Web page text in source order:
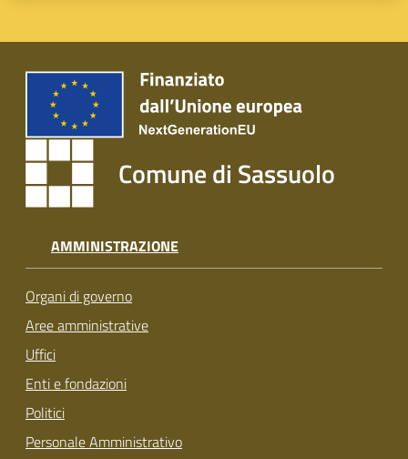
Comune di Sassuolo
AMMINISTRAZIONE
Organi di governo
Aree amministrative
Uffici
Enti e fondazioni
Politici
Personale Amministrativo